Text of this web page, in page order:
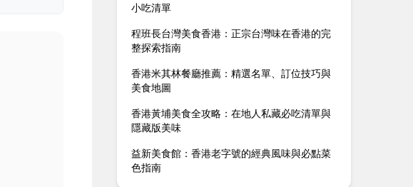
小吃清單
程班長台灣美食香港：正宗台灣味在香港的完
整探索指南
香港米其林餐廳推薦：精選名單、訂位技巧與
美食地圖
香港黃埔美食全攻略：在地人私藏必吃清單與
隱藏版美味
益新美食館：香港老字號的經典風味與必點菜
色指南